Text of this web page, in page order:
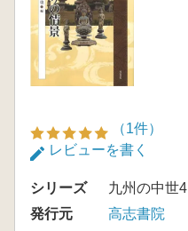
（1件）
レビューを書く
シリーズ
九州の中世4
発行元
高志書院